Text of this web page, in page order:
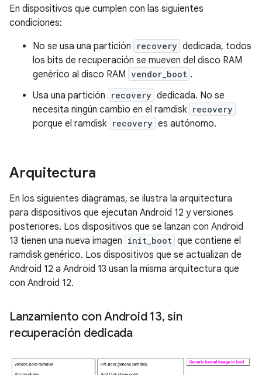
En dispositivos que cumplen con las siguientes
condiciones:
No se usa una partición
recovery dedicada, todos
los bits de recuperación se mueven del disco RAM
genérico al disco RAM vendor_boot .
Usa una partición
recovery dedicada. No se
necesita ningún cambio en el ramdisk recovery
porque el ramdisk recovery es autónomo.
Arquitectura
En los siguientes diagramas, se ilustra la arquitectura
para dispositivos que ejecutan Android 12 y versiones
posteriores. Los dispositivos que se lanzan con Android
13 tienen una nueva imagen init_boot que contiene el
ramdisk genérico. Los dispositivos que se actualizan de
Android 12 a Android 13 usan la misma arquitectura que
con Android 12.
Lanzamiento con Android 13, sin
recuperación dedicada